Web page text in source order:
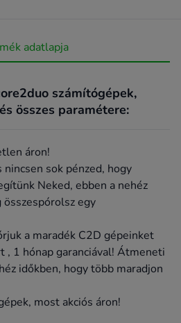
adatlapja
számítógépek,
összes paramétere:
áron!
sok pénzed, hogy
Neked, ebben a nehéz
egy
a maradék C2D gépeinket
1 hónap garanciával! Átmeneti
időkben, hogy több maradjon
most akciós áron!